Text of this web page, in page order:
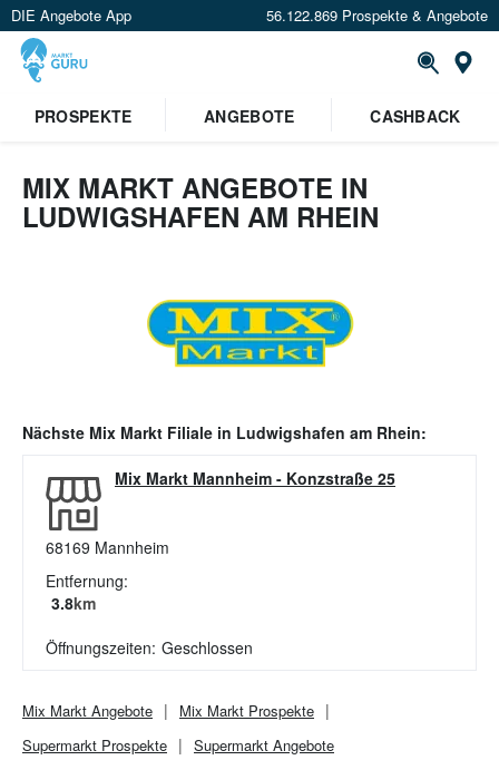
DIE Angebote App 56.122.869 Prospekte & Angebote
PROSPEKTE
ANGEBOTE CASHBACK
MIX MARKT ANGEBOTE IN
LUDWIGSHAFEN AM RHEIN
Nächste Mix Markt Filiale in Ludwigshafen am Rhein:
Mix Markt Mannheim - Konzstraße 25
68169 Mannheim
Entfernung:
3.8km
Öffnungszeiten: Geschlossen
Mix Markt Angebote Mix Markt Prospekte
Supermarkt Prospekte Supermarkt Angebote